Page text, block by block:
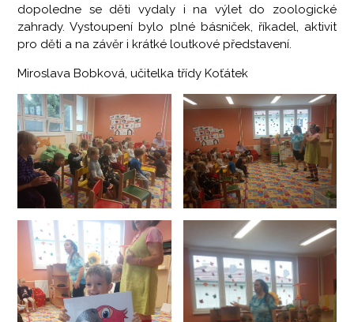
dopoledne se děti vydaly i na výlet do zoologické
zahrady. Vystoupení bylo plné básniček, říkadel, aktivit
pro děti a na závěr i krátké loutkové představení.
Miroslava Bobková, učitelka třídy Koťátek